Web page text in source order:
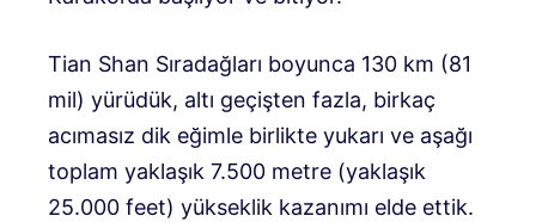
Tian Shan Sıradağları boyunca 130 km (81
mil) yürüdük, altı geçişten fazla, birkaç
acımasız dik eğimle birlikte yukarı ve aşağı
toplam yaklaşık 7.500 metre (yaklaşık
25.000 feet) yükseklik kazanımı elde ettik.